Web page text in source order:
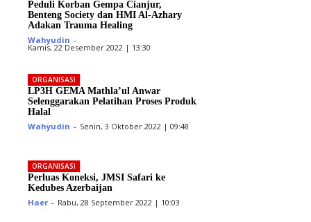
Peduli Korban Gempa Cianjur,
Benteng Society dan HMI Al-Azhary
Adakan Trauma Healing
Wahyudin -
Kamis, 22 Desember 2022 | 13:30
ORGANISASI
LP3H GEMA Mathla’ul Anwar
Selenggarakan Pelatihan Proses Produk
Halal
Wahyudin - Senin, 3 Oktober 2022 | 09:48
ORGANISASI
Perluas Koneksi, JMSI Safari ke
Kedubes Azerbaijan
Haer - Rabu, 28 September 2022 | 10:03